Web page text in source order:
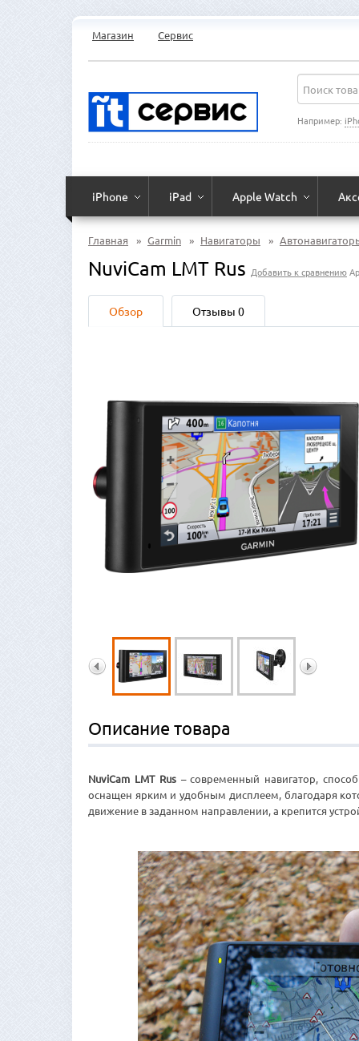
Магазин Сервис
Например:
iPhone iPad Apple Watch
Главная » Garmin » Навигаторы »
NuviCam LMT Rus Добавить к сравнению
Обзор Отзывы 0
Описание товара
NuviCam LMT Rus– современный навигатор,
оснащен ярким и удобным дисплеем, благодаря
движение в заданном направлении, а крепится